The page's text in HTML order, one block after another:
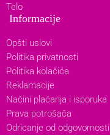
Telo
Informacije
Opšti uslovi
Politika privatnosti
Politika kolačića
Reklamacije
Načini plaćanja i isporuka
Prava potrošača
Odricanje od odgovornosti